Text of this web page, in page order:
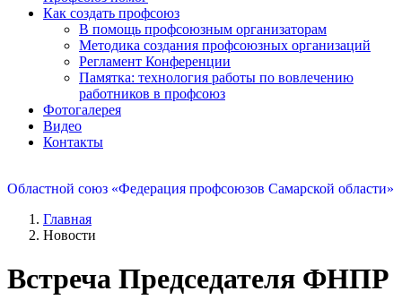
Как создать профсоюз
В помощь профсоюзным организаторам
Методика создания профсоюзных организаций
Регламент Конференции
Памятка: технология работы по вовлечению
работников в профсоюз
Фотогалерея
Видео
Контакты
Областной союз «Федерация профсоюзов Самарской области»
Главная
Новости
Встреча Председателя ФНПР